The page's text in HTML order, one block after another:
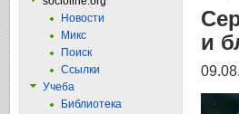
и
Новости
Микс
Поиск
Ссылки
Учеба
Библиотека